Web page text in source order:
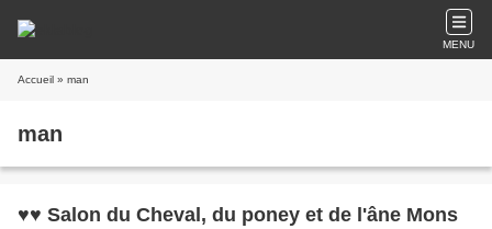
MENU
Accueil » man
man
♥♥ Salon du Cheval, du poney et de l'âne Mons